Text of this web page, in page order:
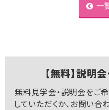
一
【無料】説明
無料見学会・説明会をご
していただくか、お問い合